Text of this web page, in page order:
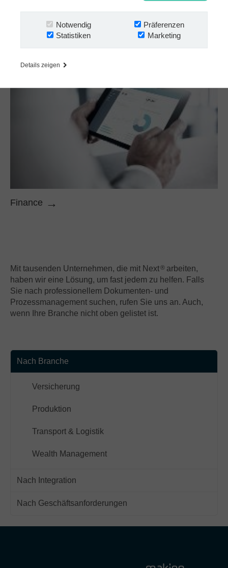
Notwendig
Präferenzen
Statistiken
Marketing
Details zeigen
Finance
Mit tausenden Unternehmen, die mit Next® arbeiten,
haben wir eine Lösung, um fast jedem zu helfen. Falls
Sie nach professionellem Dokumenten- und
Prozessmanagement suchen, rufen Sie uns an. Auch,
wenn Ihre Branche nicht oben gelistet ist.
Nach Branche
Versicherung
Produktion
Transport & Logistik
Wealth Management
Nach Integration
Nach Geschäftsanforderungen